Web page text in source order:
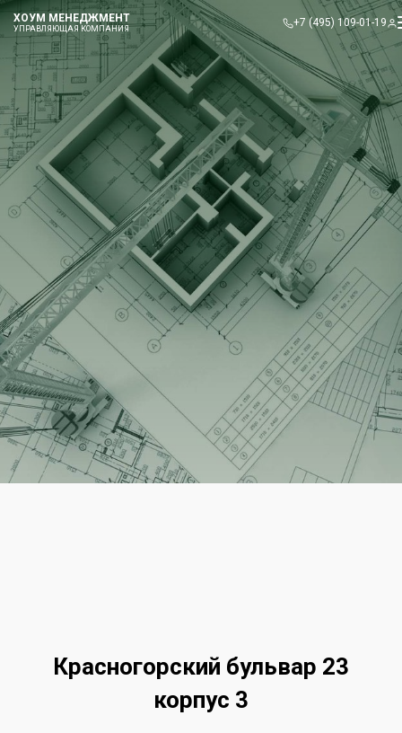
ХОУМ МЕНЕДЖМЕНТ
УПРАВЛЯЮЩАЯ КОМПАНИЯ +7 (495) 109-01-19
Красногорский бульвар 23
корпус 3